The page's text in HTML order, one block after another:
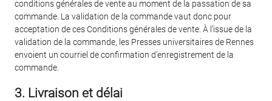
conditions générales de vente au moment de la passation de sa
commande. La validation de la commande vaut donc pour
acceptation de ces Conditions générales de vente. À l’issue de la
validation de la commande, les Presses universitaires de Rennes
envoient un courriel de confirmation d’enregistrement de la
commande.
3. Livraison et délai